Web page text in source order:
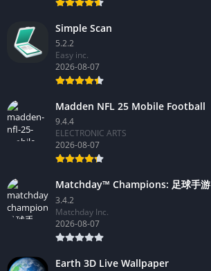
Simple Scan
5.2.2
Easy inc.
2026-08-07
Madden NFL 25 Mobile Football
9.4.4
ELECTRONIC ARTS
2026-08-07
Matchday™ Champions: 足球手游
3.4.2
Matchday Inc.
2026-08-07
Earth 3D Live Wallpaper